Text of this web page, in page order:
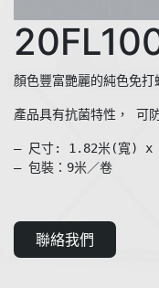
產品具有抗菌特性， 可
— 尺寸: 1.82米(寬) x
— 包裝：9米／卷
聯絡我們